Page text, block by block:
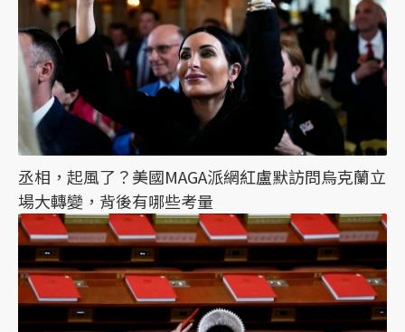
丞相，起風了？美國MAGA派網紅盧默訪問烏克蘭立
場大轉變，背後有哪些考量